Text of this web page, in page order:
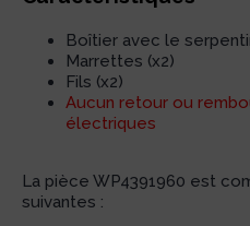
Boîtier avec le
Marrettes (x2)
Fils (x2)
Aucun retour ou
électriques
La pièce WP4391960 est
suivantes :